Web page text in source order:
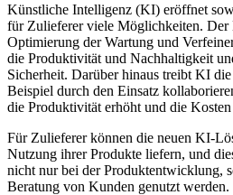
Künstliche Intelligenz (KI) eröffnet
für Zulieferer viele Möglichkeiten.
Optimierung der Wartung und
die Produktivität und Nachhaltigkeit
Sicherheit. Darüber hinaus treibt KI
Beispiel durch den Einsatz
die Produktivität erhöht und die Kosten
Für Zulieferer können die neuen KI-
Nutzung ihrer Produkte liefern, und
nicht nur bei der Produktentwicklung,
Beratung von Kunden genutzt werden.